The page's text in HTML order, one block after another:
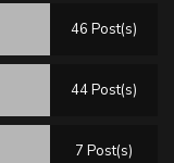
46 Post(s)
44 Post(s)
7 Post(s)